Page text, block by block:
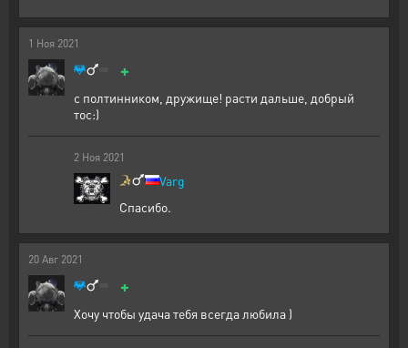
1 Ноя 2021
+
с полтинником, дружище! расти дальше, добрый
тос:)
2 Ноя 2021
Varg
Спасибо.
20 Авг 2021
+
Хочу чтобы удача тебя всегда любила )